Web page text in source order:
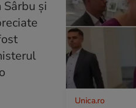
Unica.ro